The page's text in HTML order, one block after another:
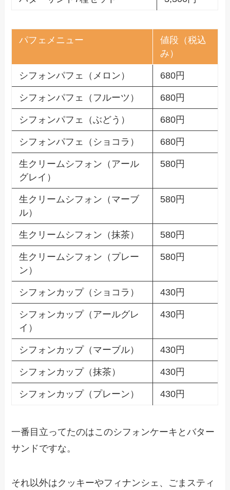
パフェメニュー
値段（税込
み）
シフォンパフェ（メロン） 680円
シフォンパフェ（フルーツ） 680円
シフォンパフェ（ぶどう） 680円
シフォンパフェ（ショコラ） 680円
生クリームシフォン（アール
グレイ）
580円
生クリームシフォン（マーブ
ル）
580円
生クリームシフォン（抹茶） 580円
生クリームシフォン（プレー
ン）
580円
シフォンカップ（ショコラ） 430円
シフォンカップ（アールグレ
イ）
430円
シフォンカップ（マーブル） 430円
シフォンカップ（抹茶） 430円
シフォンカップ（プレーン） 430円
一番目立ってたのはこのシフォンケーキとバター
サンドですな。
それ以外はクッキーやフィナンシェ、ごまスティ